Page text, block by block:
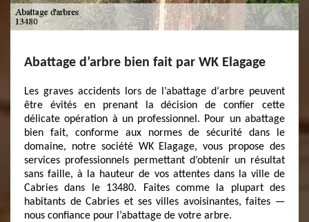
Abattage d’arbre bien fait par WK Elagage
Les graves accidents lors de l’abattage d‘arbre peuvent
être évités en prenant la décision de confier cette
délicate opération à un professionnel. Pour un abattage
bien fait, conforme aux normes de sécurité dans le
domaine, notre société WK Elagage, vous propose des
services professionnels permettant d’obtenir un résultat
sans faille, à la hauteur de vos attentes dans la ville de
Cabries dans le 13480. Faites comme la plupart des
habitants de Cabries et ses villes avoisinantes, faites —
nous confiance pour l’abattage de votre arbre.